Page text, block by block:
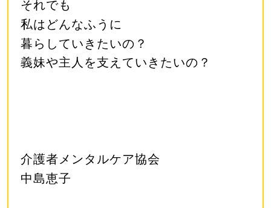
それでも
私はどんなふうに
暮らしていきたいの？
義妹や主人を支えていきたいの？
介護者メンタルケア協会
中島恵子